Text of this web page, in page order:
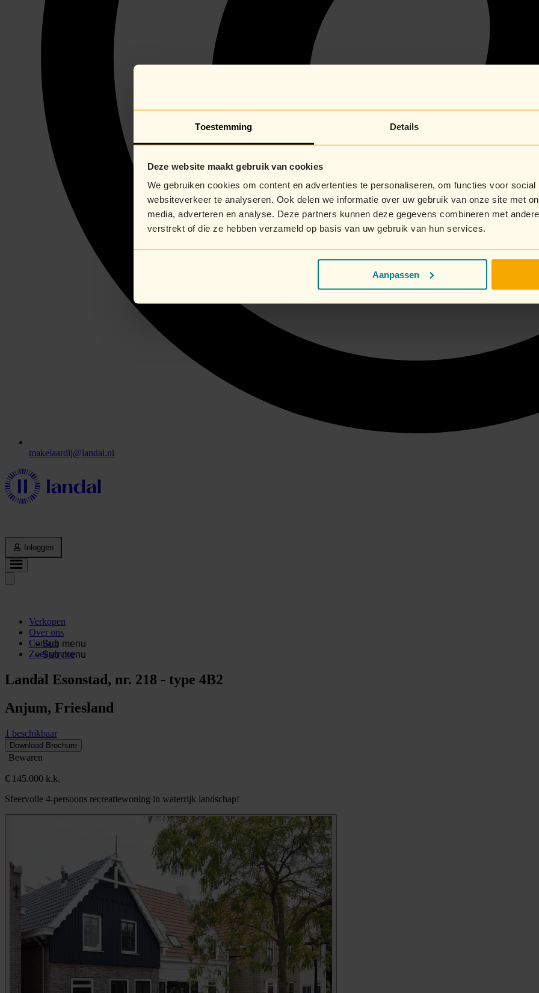
Toestemming Details
Deze website maakt gebruik van cookies
We gebruiken cookies om content en advertenties te personaliseren, om functies voor
websiteverkeer te analyseren. Ook delen we informatie over uw gebruik van onze site met
media, adverteren en analyse. Deze partners kunnen deze gegevens combineren met
verstrekt of die ze hebben verzameld op basis van uw gebruik van hun services.
Aanpassen
makelaardij@landal.nl
Inloggen
Verkopen
Over ons
Sub menu
Contact
Sub menu
Zoekservice
Landal Esonstad, nr. 218 - type 4B2
Anjum, Friesland
1 beschikbaar
Download Brochure
Bewaren
€ 145.000 k.k.
Sfeervolle 4-persoons recreatiewoning in waterrijk landschap!